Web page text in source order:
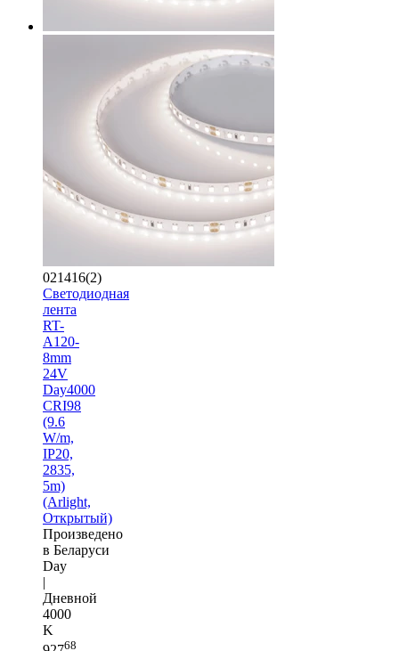
021416(2)
Светодиодная
лента
RT-
A120-
8mm
24V
Day4000
CRI98
(9.6
W/m,
IP20,
2835,
5m)
(Arlight,
Открытый)
Произведено
в Беларуси
Day
|
Дневной
4000
K
68